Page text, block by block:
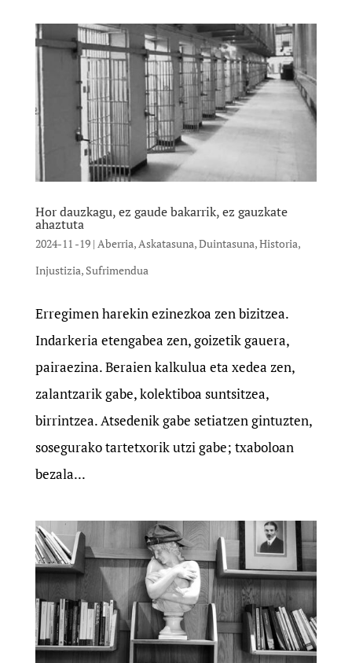
Hor dauzkagu, ez gaude bakarrik, ez gauzkate
ahaztuta
2024-11 -19| Aberria,Askatasuna,Duintasuna,Historia,
Injustizia, Sufrimendua
Erregimen harekin ezinezkoa zen bizitzea.
Indarkeria etengabea zen, goizetik gauera,
pairaezina. Beraien kalkulua eta xedea zen,
zalantzarik gabe, kolektiboa suntsitzea,
birrintzea. Atsedenik gabe setiatzen gintuzten,
sosegurako tartetxorik utzi gabe; txaboloan
bezala...